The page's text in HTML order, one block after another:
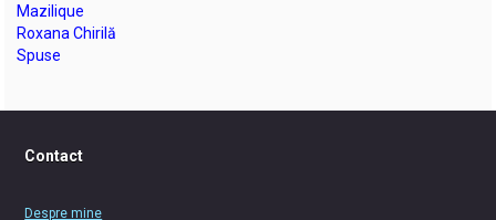
Mazilique
Roxana Chirilă
Spuse
Contact
Despre mine